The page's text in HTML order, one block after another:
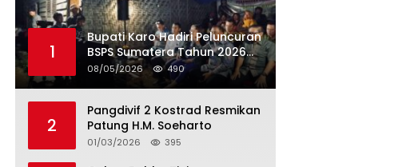
1
Bupati Karo Hadiri Peluncuran
BSPS Sumatera Tahun 2026
Secarra Daring
08/05/2026 490
2
Pangdivif 2 Kostrad Resmikan
Patung H.M. Soeharto
01/03/2026 395